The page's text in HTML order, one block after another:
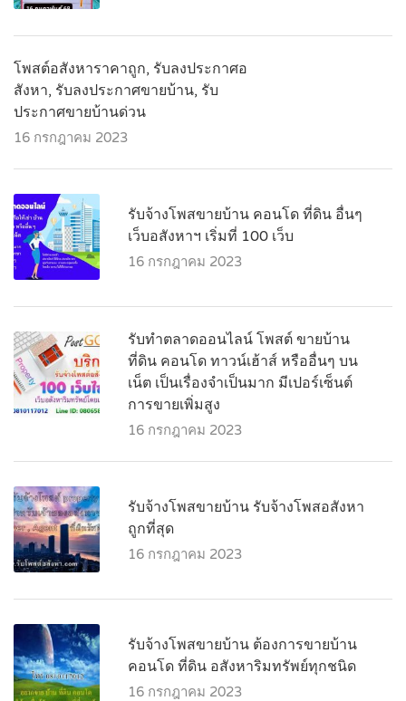
โพสต์อสังหาราคาถูก, รับลงประกาศอ
สังหา, รับลงประกาศขายบ้าน, รับ
ประกาศขายบ้านด่วน
16 กรกฎาคม 2023
รับจ้างโพสขายบ้าน คอนโด ที่ดิน อื่นๆ
เว็บอสังหาฯ เริ่มที่ 100 เว็บ
16 กรกฎาคม 2023
รับทำตลาดออนไลน์ โพสต์ ขายบ้าน
ที่ดิน คอนโด ทาวน์เฮ้าส์ หรืออื่นๆ บน
เน็ต เป็นเรื่องจำเป็นมาก มีเปอร์เซ็นต์
การขายเพิ่มสูง
16 กรกฎาคม 2023
รับจ้างโพสขายบ้าน รับจ้างโพสอสังหา
ถูกที่สุด
16 กรกฎาคม 2023
รับจ้างโพสขายบ้าน ต้องการขายบ้าน
คอนโด ที่ดิน อสังหาริมทรัพย์ทุกชนิด
16 กรกฎาคม 2023